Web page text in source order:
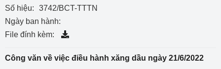
Số hiệu:
3742/BCT-TTTN
Ngày ban hành:
File đính kèm:
Công văn về việc điều hành xăng dầu ngày 21/6/2022